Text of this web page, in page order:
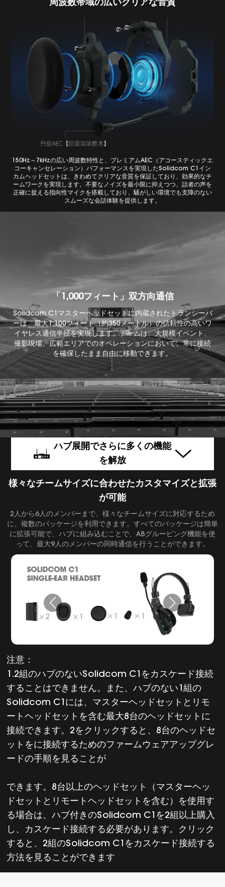
周波数帯域の広いクリアな音質
150Hz～7kHzの広い周波数特性と、プレミアムAEC（アコースティックエ
コーキャンセレーション）パフォーマンスを実現したSolidcom C1イン
カムヘッドセットは、きわめてクリアな音質を保証しており、効果的なチ
ームワークを実現します。不要なノイズを最小限に抑えつつ、話者の声を
正確に捉える指向性マイクを搭載しており、騒がしい環境でも支障のない
スムーズな会話体験を提供します。
「1,000フィート」双方向通信
Solidcom C1マスターヘッドセットに内蔵されたトランシーバ
ーは、最大1,100フィート（約350メートル）の信頼性の高いワ
イヤレス通信半径を実現します。チームは、大規模イベント、
撮影現場、広範エリアでのオペレーションにおいて、常に接続
を確保したまま自由に移動できます。
ハブ展開でさらに多くの機能
を解放
様々なチームサイズに合わせたカスタマイズと拡張
が可能
2人から6人のメンバーまで、様々なチームサイズに対応するため
に、複数のパッケージを利用できます。すべてのパッケージは簡単
に拡張可能で、ハブに組み込むことで、ABグルーピング機能を使
って、最大9人のメンバーの同時通信を行うことができます。
注意：
1.2組のハブのないSolidcom C1をカスケード接続
することはできません。また、ハブのない1組の
Solidcom C1には、マスターヘッドセットとリモ
ートヘッドセットを含む最大8台のヘッドセットに
接続できます。2をクリックすると、8台のヘッドセ
ットをに接続するためのファームウェアアップグレ
ードの手順を見ることが
できます。8台以上のヘッドセット（マスターヘッ
ドセットとリモートヘッドセットを含む）を使用す
る場合は、ハブ付きのSolidcom C1を2組以上購入
し、カスケード接続する必要があります。クリック
すると、2組のSolidcom C1をカスケード接続する
方法を見ることができます